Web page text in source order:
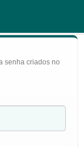
senha criados no